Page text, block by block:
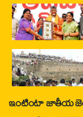
ఇంటింటా జాతీయ